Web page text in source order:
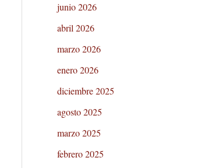
junio 2026
abril 2026
marzo 2026
enero 2026
diciembre 2025
agosto 2025
marzo 2025
febrero 2025